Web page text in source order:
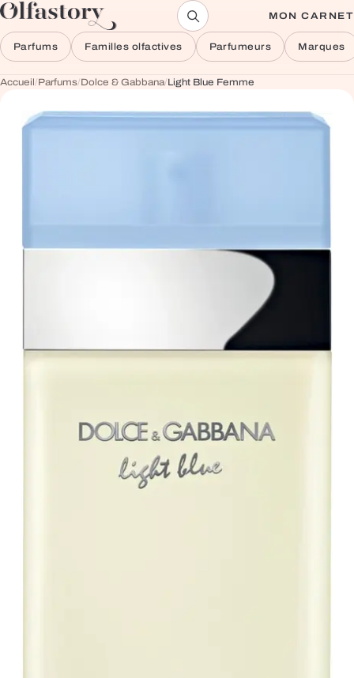
Aller au contenu MON CARNET
Parfums Familles olfactives Parfumeurs Marques
Accueil/Parfums/Dolce & Gabbana/Light Blue Femme